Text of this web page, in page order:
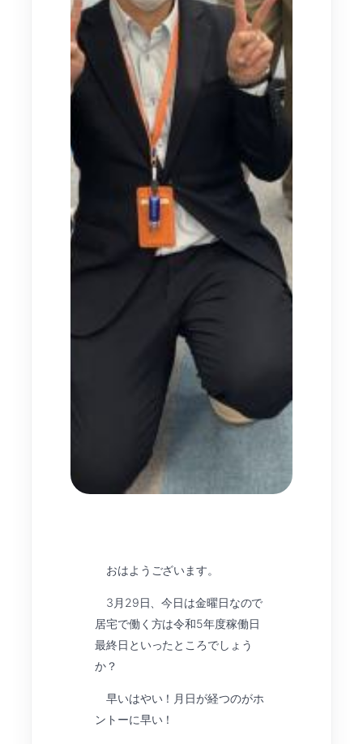
おはようございます。
3月29日、今日は金曜日なので
居宅で働く方は令和5年度稼働日
最終日といったところでしょう
か？
早いはやい！月日が経つのがホ
ントーに早い！